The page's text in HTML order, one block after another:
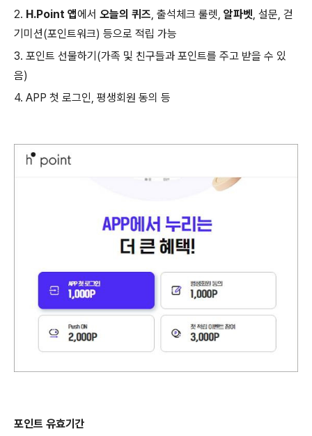
2. H.Point 앱에서 오늘의 퀴즈, 출석체크 룰렛, 알파벳, 설문, 걷
기미션(포인트워크) 등으로 적립 가능
3. 포인트 선물하기(가족 및 친구들과 포인트를 주고 받을 수 있
음)
4. APP 첫 로그인, 평생회원 동의 등
포인트 유효기간